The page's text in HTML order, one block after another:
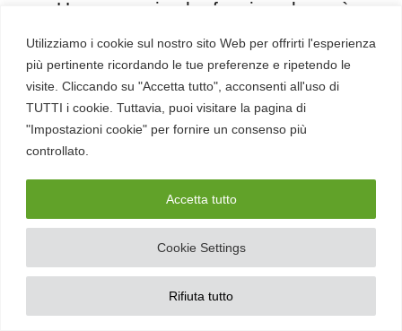
Utilizziamo i cookie sul nostro sito Web per offrirti l'esperienza
più pertinente ricordando le tue preferenze e ripetendo le
visite. Cliccando su "Accetta tutto", acconsenti all'uso di
TUTTI i cookie. Tuttavia, puoi visitare la pagina di
"Impostazioni cookie" per fornire un consenso più
controllato.
Cookie Settings
Rifiuta tutto
Accetta tutto
Un approccio che funziona bene è
iniziare con il team che già usa l’AI in
modo non governato. Hai meno
resistenza, più motivazione, e un ROI
più immediato.
Su cosa.Potrei darlo per scontato
su device aziendali gestiti, con EDR
attivo e policy di DLP già configurata.
Tutta la governance che hai costruito
negli step precedenti funziona solo
se hai visibilità su cosa succede sui
device. Se parte del team lavora su